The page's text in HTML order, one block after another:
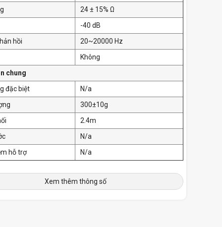
24 ± 15% Ω
-40 dB
hồi
20~20000 Hz
Không
chung
đặc biệt
N/a
300±10g
2.4m
N/a
hỗ trợ
N/a
Xem thêm thông số